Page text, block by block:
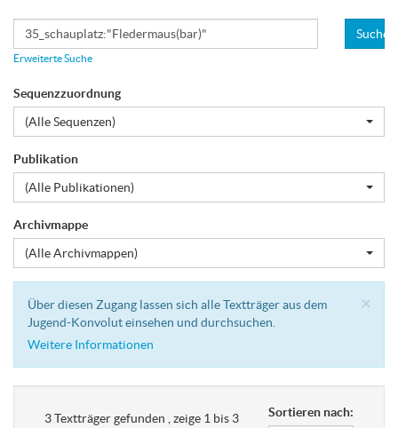
Suchen
Erweiterte Suche
Sequenzzuordnung
(Alle Sequenzen)
Publikation
(Alle Publikationen)
Archivmappe
(Alle Archivmappen)
×
Über diesen Zugang lassen sich alle Textträger aus dem
Jugend-Konvolut einsehen und durchsuchen.
Weitere Informationen
3 Textträger gefunden , zeige 1 bis 3 Sortieren nach: